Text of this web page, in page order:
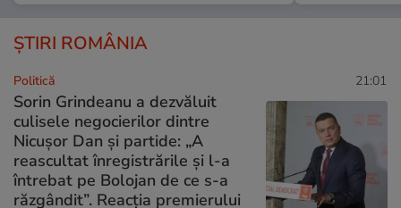
ȘTIRI ROMÂNIA
Politică 21:01
Sorin Grindeanu a dezvăluit
culisele negocierilor dintre
Nicușor Dan și partide: „A
reascultat înregistrările și l-a
întrebat pe Bolojan de ce s-a
răzgândit”. Reacția premierului